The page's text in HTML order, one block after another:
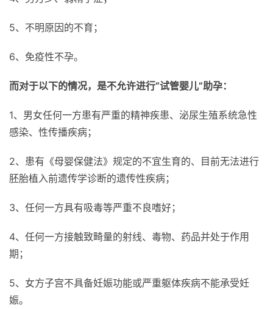
5、不明原因的不育；
6、免疫性不孕。
而对于以下的情况，是不允许进行“试管婴儿”助孕：
1、男女任何一方患有严重的精神疾患、泌尿生殖系统急性
感染、性传播疾病；
2、患有《母婴保健法》规定的不宜生育的、目前无法进行
胚胎植入前遗传学诊断的遗传性疾病；
3、任何一方具有吸毒等严重不良嗜好；
4、任何一方接触致畸量的射线、毒物、药品并处于作用
期；
5、女方子宫不具备妊娠功能或严重躯体疾病不能承受妊
娠。